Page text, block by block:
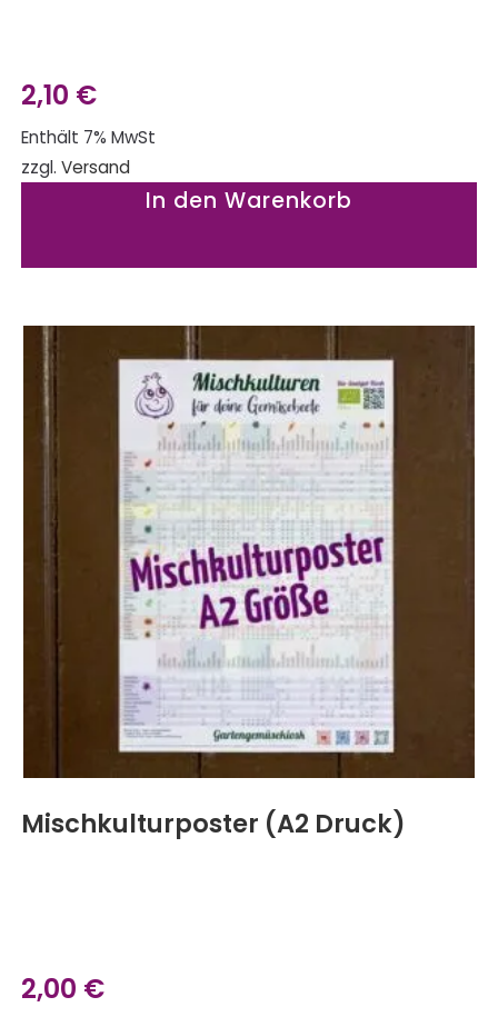
2,10 €
Enthält 7% MwSt
zzgl. Versand
In den Warenkorb
Mischkulturposter (A2 Druck)
2,00 €